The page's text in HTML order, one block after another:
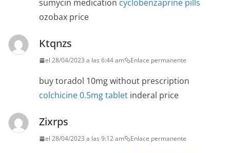
sumycin medication cyclobenzaprine pills
ozobax price
Ktqnzs
el 28/04/2023 a las 6:44 am Enlace permanente
buy toradol 10mg without prescription
colchicine 0.5mg tablet inderal price
Zixrps
el 28/04/2023 a las 9:12 am Enlace permanente